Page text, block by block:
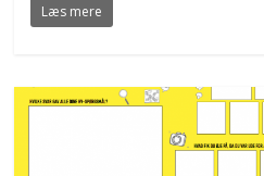
Læs mere